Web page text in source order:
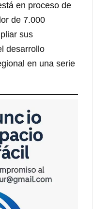
en proceso de
de 7.000
sus
desarrollo
en una serie